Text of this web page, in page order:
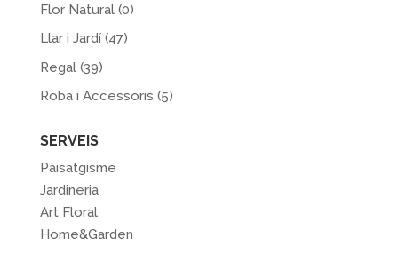
Flor Natural (0)
Llar i Jardí (47)
Regal (39)
Roba i Accessoris (5)
SERVEIS
Paisatgisme
Jardineria
Art Floral
Home&Garden